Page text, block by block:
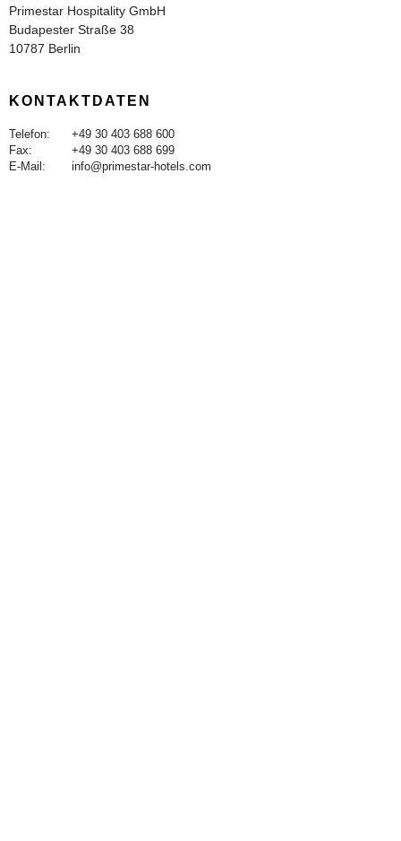
Primestar Hospitality GmbH
Budapester Straße 38
10787 Berlin
KONTAKTDATEN
Telefon:
+49 30 403 688 600
Fax:
+49 30 403 688 699
E-Mail:
info@primestar-hotels.com